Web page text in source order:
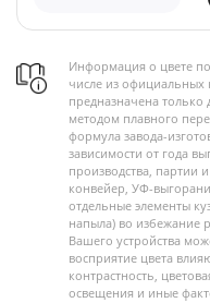
Информация о цвете
числе из официальных
предназначена только
методом плавного
формула завода-
зависимости от года
производства, партии
конвейер, УФ-
отдельные элементы
напыла) во избежание
Вашего устройства
восприятие цвета
контрастность,
освещения и иные